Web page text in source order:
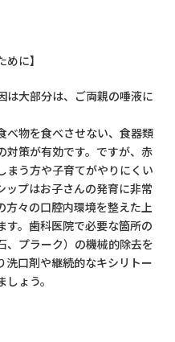
に】
は大部分は、ご両親の唾液に
べ物を食べさせない、食器類
対策が有効です。ですが、赤
まう方や子育てがやりにくい
ップはお子さんの発育に非常
方々の口腔内環境を整えた上
す。歯科医院で必要な箇所の
、プラーク）の機械的除去を
洗口剤や継続的なキシリトー
ょう。